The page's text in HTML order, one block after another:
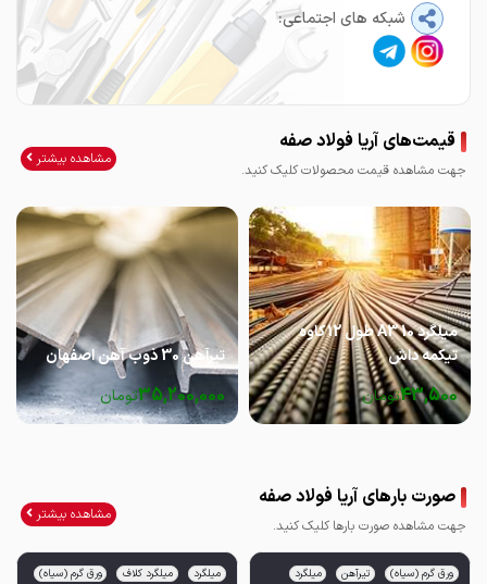
شبکه های اجتماعی:
قیمت‌های آریا فولاد صفه
جهت مشاهده قیمت محصولات کلیک کنید.
مشاهده بیشتر
میلگرد 10 A3 طول 12 کاوه
تیکمه داش
43,500تومان
تیرآهن 30 ذوب آهن اصفهان
35,200,000تومان
صورت بارهای آریا فولاد صفه
جهت مشاهده صورت بارها کلیک کنید.
مشاهده بیشتر
ورق گرم (سیاه) تیرآهن میلگرد میلگرد میلگرد کلاف
ورق گرم (سیاه)